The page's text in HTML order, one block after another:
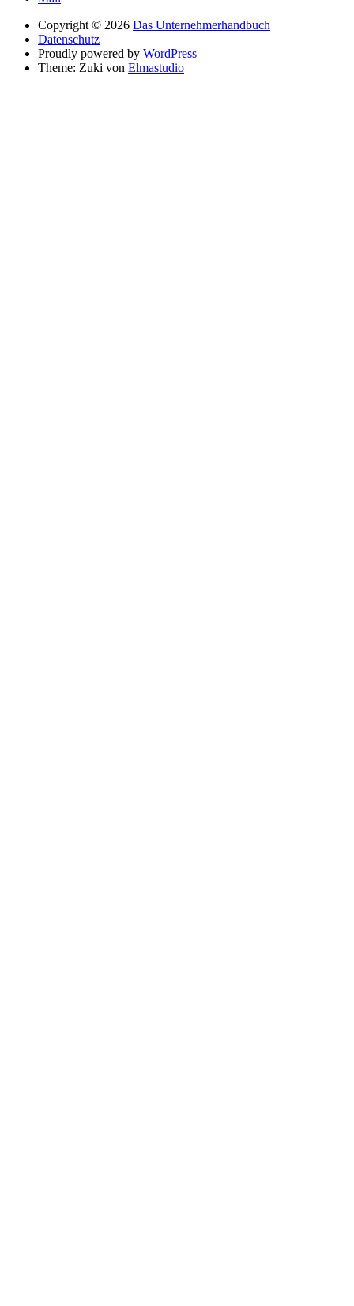
Copyright © 2026 Das Unternehmerhandbuch
Datenschutz
Proudly powered by WordPress
Theme: Zuki von Elmastudio